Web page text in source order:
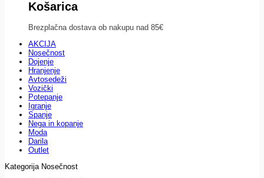
Košarica
Brezplačna dostava ob nakupu nad 85€
AKCIJA
Nosečnost
Dojenje
Hranjenje
Avtosedeži
Vozički
Potepanje
Igranje
Spanje
Nega in kopanje
Moda
Darila
Outlet
Kategorija Nosečnost